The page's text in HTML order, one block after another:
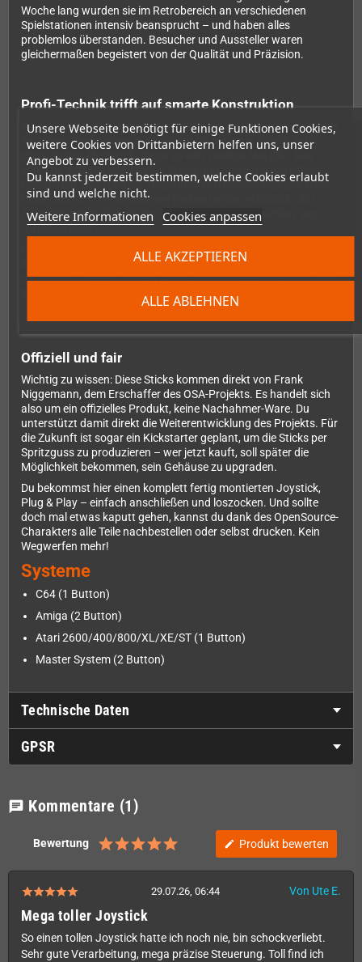
Unsere Webseite benötigt für einige Funktionen Cookies,
weitere Cookies von Drittanbietern helfen uns, unser
Angebot zu verbessern.
Du kannst jederzeit bestimmen, welche Cookies erlaubt
sind und welche nicht.
Weitere Informationen Cookies anpassen
ALLE ABLEHNEN
ALLE AKZEPTIEREN
Woche lang wurden sie im Retrobereich an verschiedenen
Spielstationen intensiv beansprucht – und haben alles
problemlos überstanden. Besucher und Aussteller waren
gleichermaßen begeistert von der Qualität und Präzision.
Profi-Technik trifft auf smarte Konstruktion
Was den OSA-Stick besonders macht, ist die Verwendung echter
Arcade-Komponenten in Kombination mit einer eigens dafür
entwickelten Mechanik, die es so kein zweites Mal gibt. Das
sorgt für eine präzise, direkte Steuerung und ein angenehmes
Spielgefühl. Das robuste 3D-gedruckte Gehäuse liegt gut in der
Hand und ist in verschiedenen Farbvarianten erhältlich. Zur
Auswahl stehen "Kirsch-Rot", "Mint-Grün", "Himmel-Blau" und
"Zitronen-Gelb".
Der Stick ist optimiert für C64 und Amiga, funktioniert aber auch
an verschiedenen Atari-Systemen. Am C64 sind beide Buttons
mit Button 1 belegt und am Amiga und Master System hat man
Offiziell und fair
Wichtig zu wissen: Diese Sticks kommen direkt von Frank
Niggemann, dem Erschaffer des OSA-Projekts. Es handelt sich
also um ein offizielles Produkt, keine Nachahmer-Ware. Du
unterstützt damit direkt die Weiterentwicklung des Projekts. Für
die Zukunft ist sogar ein Kickstarter geplant, um die Sticks per
Spritzguss zu produzieren – wer jetzt kauft, soll später die
Möglichkeit bekommen, sein Gehäuse zu upgraden.
Du bekommst hier einen komplett fertig montierten Joystick,
Plug & Play – einfach anschließen und loszocken. Und sollte
doch mal etwas kaputt gehen, kannst du dank des OpenSource-
Charakters alle Teile nachbestellen oder selbst drucken. Kein
Wegwerfen mehr!
Systeme
C64 (1 Button)
Amiga (2 Button)
Atari 2600/400/800/XL/XE/ST (1 Button)
Master System (2 Button)
Technische Daten
GPSR
chat Kommentare (1)
Bewertung edit Produkt bewerten
29.07.26, 06:44 Von Ute E.
Mega toller Joystick
So einen tollen Joystick hatte ich noch nie, bin schockverliebt.
Sehr gute Verarbeitung, mega präzise Steuerung. Toll find ich